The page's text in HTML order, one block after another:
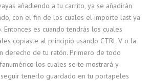
añadiendo a tu carrito, ya se añadirán
con el fin de los cuales el importe last ya
es cuando tendrás los cuales
copiaste al principio usando CTRL V o la
derecho de tu ratón. Primero de todo
los cuales se te mostrará y
tenerlo guardado en tu portapeles